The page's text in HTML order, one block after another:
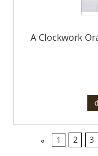
A Clockwork
« 1 2 3